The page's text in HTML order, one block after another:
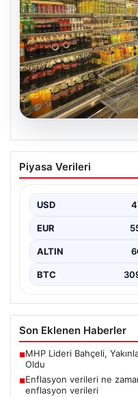
07.08.2026
Enflasyon
açıklanacak?
Piyasa Verileri
USD
EUR
ALTIN
BTC
Son Eklenen Haberler
■MHP Lideri Bahçeli,
Oldu
■Enflasyon verileri ne
enflasyon verileri